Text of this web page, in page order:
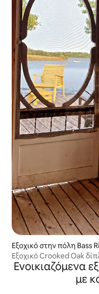
Εξοχικό στην πόλη Bass
Εξοχικό Crooked Oak
Ενοικιαζόμενα
με